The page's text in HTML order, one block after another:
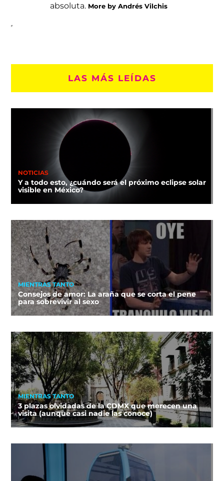
absoluta. More by Andrés Vilchis
LAS MÁS LEÍDAS
NOTICIAS
Y a todo esto, ¿cuándo será el próximo eclipse solar
visible en México?
MIENTRAS TANTO
Consejos de amor: La araña que se corta el pene
para sobrevivir al sexo
MIENTRAS TANTO
3 plazas olvidadas de la CDMX que merecen una
visita (aunque casi nadie las conoce)